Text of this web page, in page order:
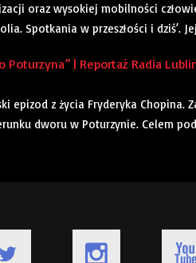
oraz wysokiej mobilności
Spotkania w przeszłości i dziś’.
Poturzyna” | Reportaż Radia
epizod z życia Fryderyka Chopina.
dworu w Poturzynie. Celem